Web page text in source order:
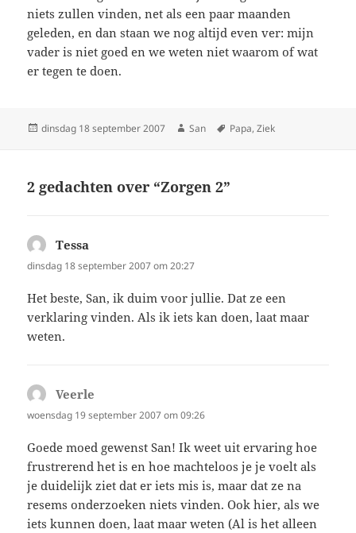
niets zullen vinden, net als een paar maanden
geleden, en dan staan we nog altijd even ver: mijn
vader is niet goed en we weten niet waarom of wat
er tegen te doen.
Geplaatst
dinsdag 18 september 2007 Auteur
San Tags
Papa,Ziek
2 gedachten over “Zorgen 2”
Tessa
dinsdag 18 september 2007 om 20:27
Het beste, San, ik duim voor jullie. Dat ze een
verklaring vinden. Als ik iets kan doen, laat maar
weten.
Veerle
woensdag 19 september 2007 om 09:26
Goede moed gewenst San! Ik weet uit ervaring hoe
frustrerend het is en hoe machteloos je je voelt als
je duidelijk ziet dat er iets mis is, maar dat ze na
resems onderzoeken niets vinden. Ook hier, als we
iets kunnen doen, laat maar weten (Al is het alleen